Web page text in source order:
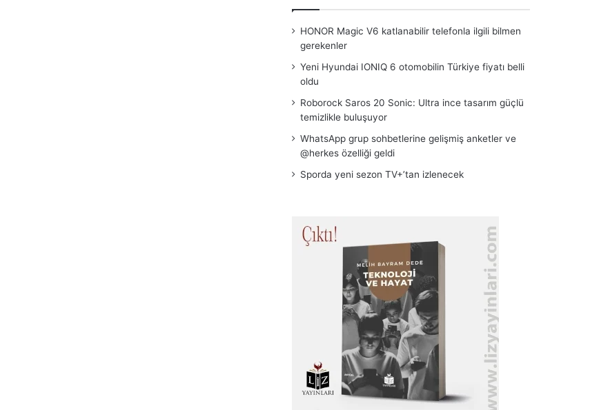
HONOR Magic V6 katlanabilir telefonla ilgili bilmen
gerekenler
Yeni Hyundai IONIQ 6 otomobilin Türkiye fiyatı belli
oldu
Roborock Saros 20 Sonic: Ultra ince tasarım güçlü
temizlikle buluşuyor
WhatsApp grup sohbetlerine gelişmiş anketler ve
@herkes özelliği geldi
Sporda yeni sezon TV+’tan izlenecek